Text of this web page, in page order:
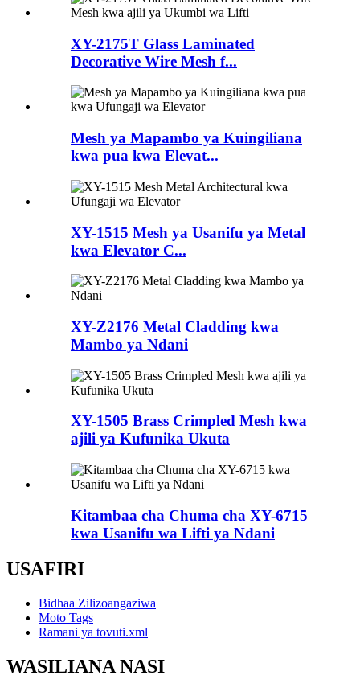
XY-2175T Glass Laminated
Decorative Wire Mesh f...
Mesh ya Mapambo ya Kuingiliana
kwa pua kwa Elevat...
XY-1515 Mesh ya Usanifu ya Metal
kwa Elevator C...
XY-Z2176 Metal Cladding kwa
Mambo ya Ndani
XY-1505 Brass Crimpled Mesh kwa
ajili ya Kufunika Ukuta
Kitambaa cha Chuma cha XY-6715
kwa Usanifu wa Lifti ya Ndani
USAFIRI
Bidhaa Zilizoangaziwa
Moto Tags
Ramani ya tovuti.xml
WASILIANA NASI